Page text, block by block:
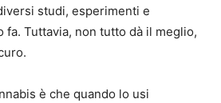
studi, esperimenti e
Tuttavia, non tutto dà il meglio,
è che quando lo usi